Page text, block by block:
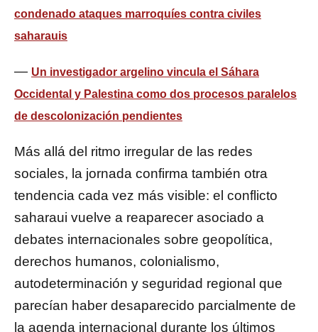
condenado ataques marroquíes contra civiles
saharauis
— Un investigador argelino vincula el Sáhara
Occidental y Palestina como dos procesos paralelos
de descolonización pendientes
Más allá del ritmo irregular de las redes
sociales, la jornada confirma también otra
tendencia cada vez más visible: el conflicto
saharaui vuelve a reaparecer asociado a
debates internacionales sobre geopolítica,
derechos humanos, colonialismo,
autodeterminación y seguridad regional que
parecían haber desaparecido parcialmente de
la agenda internacional durante los últimos